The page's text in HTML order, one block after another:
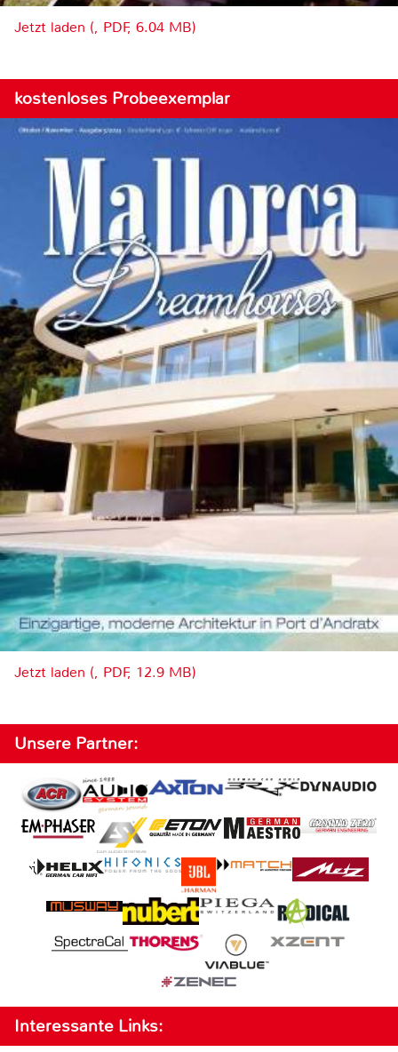
Jetzt laden (, PDF, 6.04 MB)
kostenloses Probeexemplar
Jetzt laden (, PDF, 12.9 MB)
Unsere Partner:
Interessante Links: